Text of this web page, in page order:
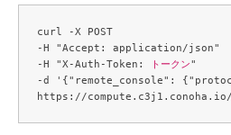
curl -X POST
-H "Accept: application/json"
-H "X-Auth-Token:
トークン"
-d '{"remote_console":
https://